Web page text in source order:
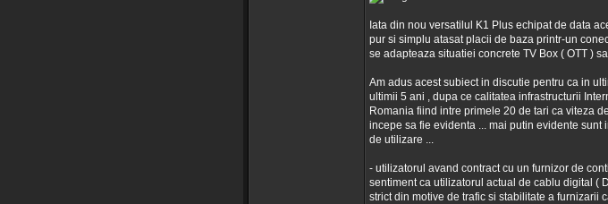
Iata din nou versatilul K1 Plus echipat de data
pur si simplu atasat placii de baza printr-un
se adapteaza situatiei concrete TV Box ( OTT )
Am adus acest subiect in discutie pentru ca in
ultimii 5 ani , dupa ce calitatea infrastructurii
Romania fiind intre primele 20 de tari ca viteza
incepe sa fie evidenta ... mai putin evidente sunt
de utilizare ...
- utilizatorul avand contract cu un furnizor de
sentiment ca utilizatorul actual de cablu digital (
strict din motive de trafic si stabilitate a furnizarii